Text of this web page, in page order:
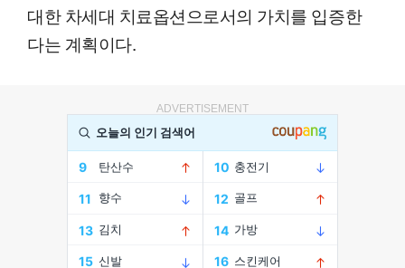
대한 차세대 치료옵션으로서의 가치를 입증한
다는 계획이다.
ADVERTISEMENT